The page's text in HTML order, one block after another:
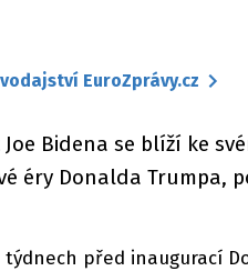
EuroZprávy.cz
Bidena se blíží ke
éry Donalda Trumpa,
před inaugurací